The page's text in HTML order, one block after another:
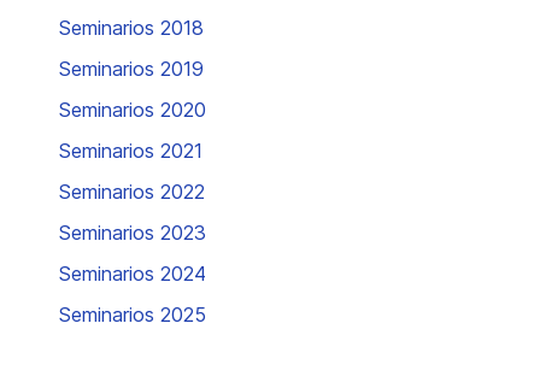
Seminarios 2018
Seminarios 2019
Seminarios 2020
Seminarios 2021
Seminarios 2022
Seminarios 2023
Seminarios 2024
Seminarios 2025